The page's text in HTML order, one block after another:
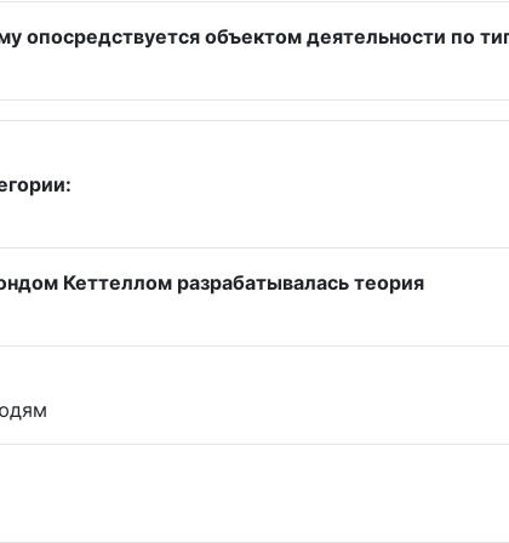
опосредствуется объектом деятельности по
Кеттеллом разрабатывалась теория